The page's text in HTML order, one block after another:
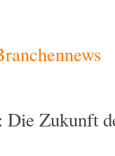
Die Zukunft